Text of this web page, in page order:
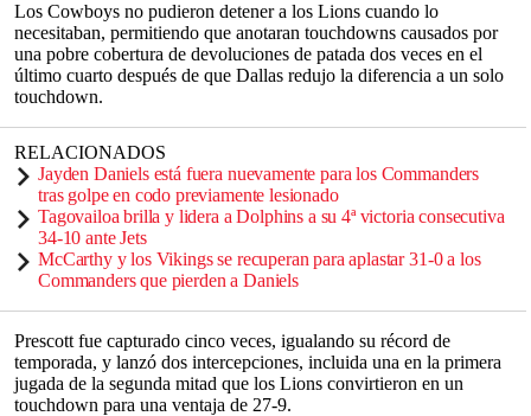
Los Cowboys no pudieron detener a los Lions cuando lo
necesitaban, permitiendo que anotaran touchdowns causados por
una pobre cobertura de devoluciones de patada dos veces en el
último cuarto después de que Dallas redujo la diferencia a un solo
touchdown.
RELACIONADOS
Jayden Daniels está fuera nuevamente para los Commanders
tras golpe en codo previamente lesionado
Tagovailoa brilla y lidera a Dolphins a su 4ª victoria consecutiva
34-10 ante Jets
McCarthy y los Vikings se recuperan para aplastar 31-0 a los
Commanders que pierden a Daniels
Prescott fue capturado cinco veces, igualando su récord de
temporada, y lanzó dos intercepciones, incluida una en la primera
jugada de la segunda mitad que los Lions convirtieron en un
touchdown para una ventaja de 27-9.